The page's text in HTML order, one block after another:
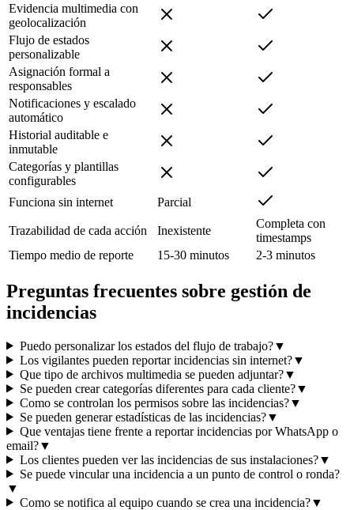
Evidencia multimedia con
geolocalización
Flujo de estados
personalizable
Asignación formal a
responsables
Notificaciones y escalado
automático
Historial auditable e
inmutable
Categorías y plantillas
configurables
Funciona sin internet
Parcial
Trazabilidad de cada acción Inexistente
Completa con
timestamps
Tiempo medio de reporte
15-30 minutos 2-3 minutos
Preguntas frecuentes sobre gestión de
incidencias
Puedo personalizar los estados del flujo de trabajo?▼
Los vigilantes pueden reportar incidencias sin internet?▼
Que tipo de archivos multimedia se pueden adjuntar?▼
Se pueden crear categorías diferentes para cada cliente?▼
Como se controlan los permisos sobre las incidencias?▼
Se pueden generar estadísticas de las incidencias?▼
Que ventajas tiene frente a reportar incidencias por WhatsApp o
email?▼
Los clientes pueden ver las incidencias de sus instalaciones?▼
Se puede vincular una incidencia a un punto de control o ronda?
▼
Como se notifica al equipo cuando se crea una incidencia?▼